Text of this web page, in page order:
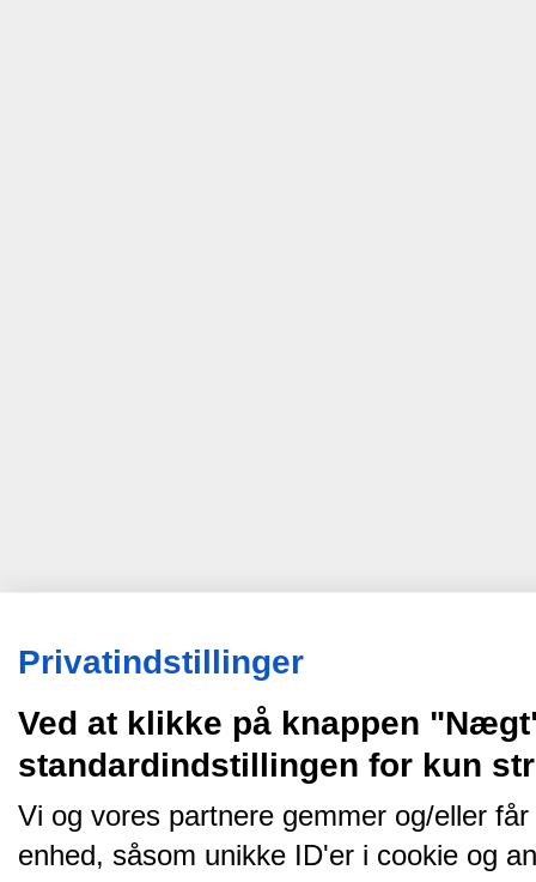
Privatindstillinger
Ved at klikke på knappen
standardindstillingen for kun
Vi og vores partnere gemmer og/eller
enhed, såsom unikke ID'er i cookie og